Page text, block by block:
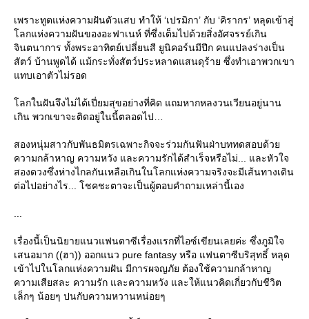
เพราะทูตแห่งความฝันตัวแสบ ทำให้ ‘เปรมิกา’ กับ ‘คิรากร’ หลุดเข้าสู่
ลกแห่งความฝันของอะฟาเนห์ ที่ซึ่งเต็มไปด้วยสิ่งอัศจรรย์เกิน
จินตนาการ ทั้งพระอาทิตย์เปลี่ยนสี ยูนิคอร์นมีปีก คนแปลงร่างเป็น
สัตว์ บ้านพูดได้ แม้กระทั่งสัตว์ประหลาดแสนดุร้าย ซึ่งทำเอาพวกเขา
ทบเอาตัวไม่รอด
ลกในฝันจึงไม่ได้เปี่ยมสุขอย่างที่คิด แถมหากหลงวนเวียนอยู่นาน
เกิน พวกเขาจะติดอยู่ในนี้ตลอดไป
สองหนุ่มสาวกับพันธมิตรเฉพาะกิจจะร่วมกันฟันฝ่าบททดสอบด้ว
ความกล้าหาญ ความหวัง และความรักได้สำเร็จหรือไม่... และหัวใจ
สองดวงซึ่งห่างไกลกันเหลือเกินในโลกแห่งความจริงจะมีเส้นทางเดิน
ต่อไปอย่างไร... โชคชะตาจะเป็นผู้ตอบคำถามเหล่านี้เอง
...
เรื่องนี้เป็นนิยายแนวแฟนตาซีเรื่องแรกที่ไอซ์เขียนเลยค่ะ ซึ่งภูมิใจ
เสนอมาก ((ฮา)) ออกแนว pure fantasy หรือ แฟนตาซีบริสุทธิ์ หลุด
เข้าไปในโลกแห่งความฝัน มีการผจญภัย ต้องใช้ความกล้าหาญ
ความเสียสละ ความรัก และความหวัง และให้แนวคิดเกี่ยวกับชีวิต
เล็กๆ น้อยๆ ปนกับความหวานหน่อยๆ